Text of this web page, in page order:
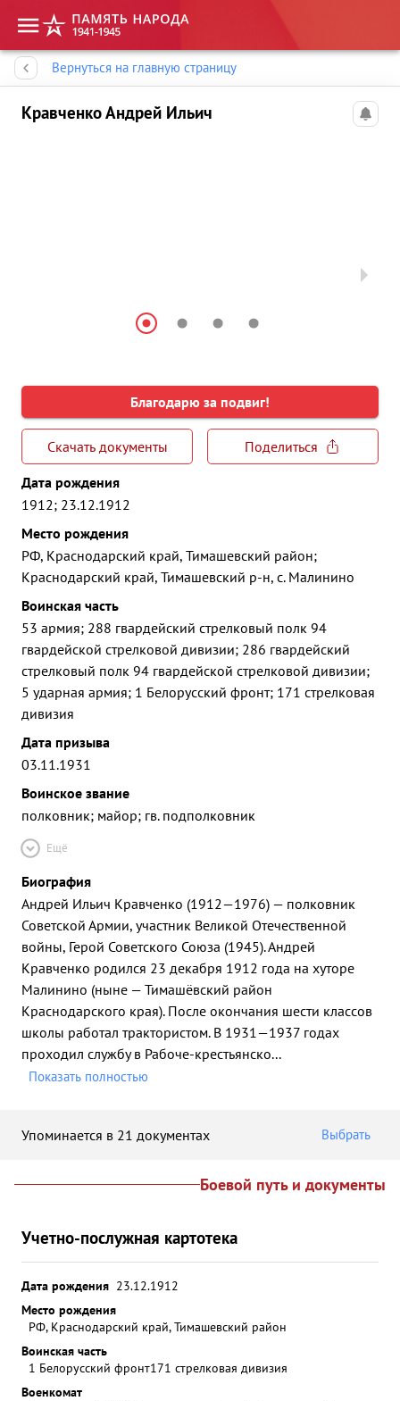
Вернуться на главную страницу
Кравченко Андрей Ильич
Благодарю за подвиг!
Скачать документы
Поделиться
Дата рождения
1912; 23.12.1912
Место рождения
РФ, Краснодарский край, Тимашевский район;
Краснодарский край, Тимашевский р-н, с. Малинино
Воинская часть
53 армия; 288 гвардейский стрелковый полк 94
гвардейской стрелковой дивизии; 286 гвардейский
стрелковый полк 94 гвардейской стрелковой дивизии;
5 ударная армия; 1 Белорусский фронт; 171 стрелковая
дивизия
Дата призыва
03.11.1931
Воинское звание
полковник; майор; гв. подполковник
Ещё
Биография
Андрей Ильич Кравченко (1912—1976) — полковник
Советской Армии, участник Великой Отечественной
войны, Герой Советского Союза (1945). Андрей
Кравченко родился 23 декабря 1912 года на хуторе
Малинино (ныне — Тимашёвский район
Краснодарского края). После окончания шести классов
школы работал трактористом. В 1931—1937 годах
проходил службу в Рабоче-крестьянско...
Показать полностью
Упоминается в 21 документах Выбрать
Боевой путь и документы
Учетно-послужная картотека
Дата рождения 23.12.1912
Место рождения
РФ, Краснодарский край, Тимашевский район
Воинская часть
1 Белорусский фронт171 стрелковая дивизия
Военкомат
Память народа